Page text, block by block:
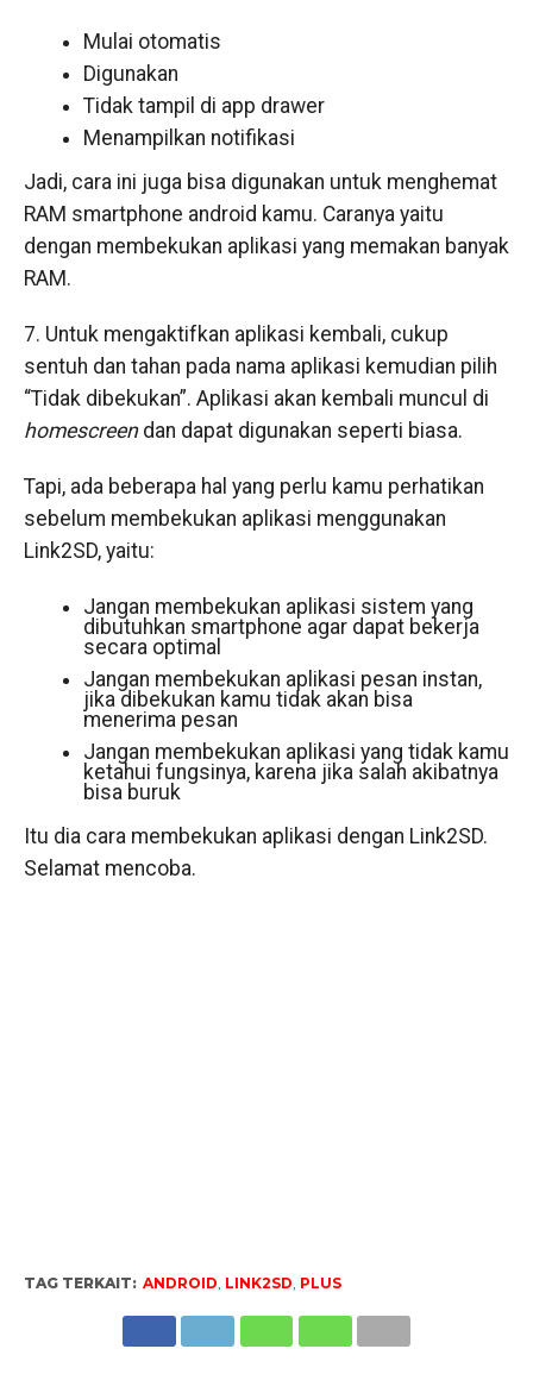
Mulai otomatis
Digunakan
Tidak tampil di app drawer
Menampilkan notifikasi
Jadi, cara ini juga bisa digunakan untuk menghemat
RAM smartphone android kamu. Caranya yaitu
dengan membekukan aplikasi yang memakan banyak
RAM.
7. Untuk mengaktifkan aplikasi kembali, cukup
sentuh dan tahan pada nama aplikasi kemudian pilih
“Tidak dibekukan”. Aplikasi akan kembali muncul di
homescreendan dapat digunakan seperti biasa.
Tapi, ada beberapa hal yang perlu kamu perhatikan
sebelum membekukan aplikasi menggunakan
Link2SD, yaitu:
Jangan membekukan aplikasi sistem yang
dibutuhkan smartphone agar dapat bekerja
secara optimal
Jangan membekukan aplikasi pesan instan,
jika dibekukan kamu tidak akan bisa
menerima pesan
Jangan membekukan aplikasi yang tidak kamu
ketahui fungsinya, karena jika salah akibatnya
bisa buruk
Itu dia cara membekukan aplikasi dengan Link2SD.
Selamat mencoba.
TAG TERKAIT: ANDROID, LINK2SD, PLUS